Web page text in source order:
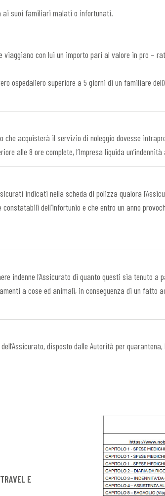
ai suoi familiari malati o infortunati.
con lui un importo pari al valore in pro –
ospedaliero superiore a 5 giorni di un familiare
acquisterà il servizio di noleggio dovesse
alle 8 ore complete, l’Impresa liquida
indicati nella scheda di polizza qualora
dell’infortunio e che entro un anno
indenne l’Assicurato di quanto questi sia tenuto
a cose ed animali, in conseguenza di un
disposto dalle Autorità per
E